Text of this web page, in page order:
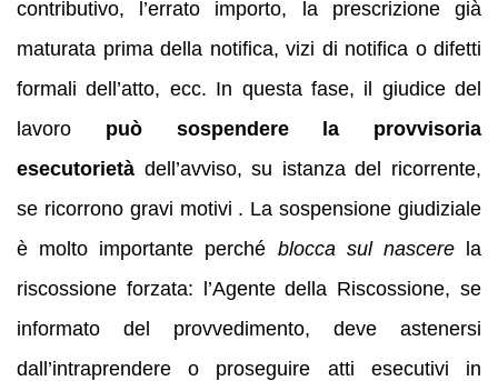
contributivo, l’errato importo, la prescrizione già
maturata prima della notifica, vizi di notifica o difetti
formali dell’atto, ecc. In questa fase, il giudice del
lavoro può sospendere la provvisoria
esecutorietà dell’avviso, su istanza del ricorrente,
se ricorrono gravi motivi . La sospensione giudiziale
è molto importante perché blocca sul nascerela
riscossione forzata: l’Agente della Riscossione, se
informato del provvedimento, deve astenersi
dall’intraprendere o proseguire atti esecutivi in